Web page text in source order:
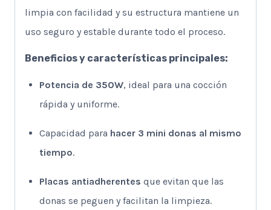
limpia con facilidad y su estructura mantiene un
uso seguro y estable durante todo el proceso.
Beneficios y características principales:
Potencia de 350W, ideal para una cocción
rápida y uniforme.
Capacidad para hacer 3 mini donas al mismo
tiempo.
Placas antiadherentes que evitan que las
donas se peguen y facilitan la limpieza.